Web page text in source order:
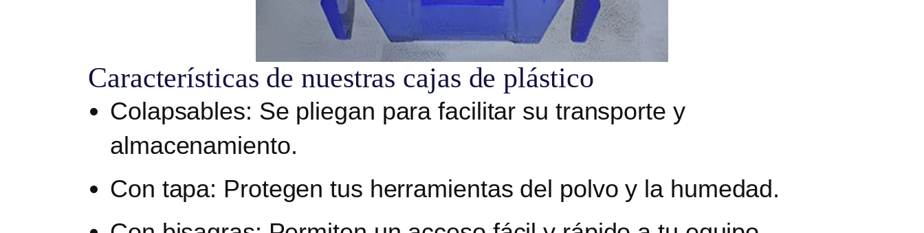
Características de nuestras cajas de plástico
Colapsables: Se pliegan para facilitar su transporte y
almacenamiento.
Con tapa: Protegen tus herramientas del polvo y la humedad.